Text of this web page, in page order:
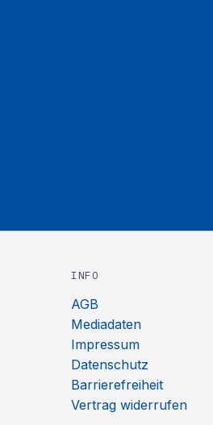
INFO
AGB
Mediadaten
Impressum
Datenschutz
Barrierefreiheit
Vertrag widerrufen